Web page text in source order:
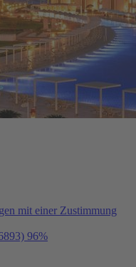
mit einer Zustimmung
96%